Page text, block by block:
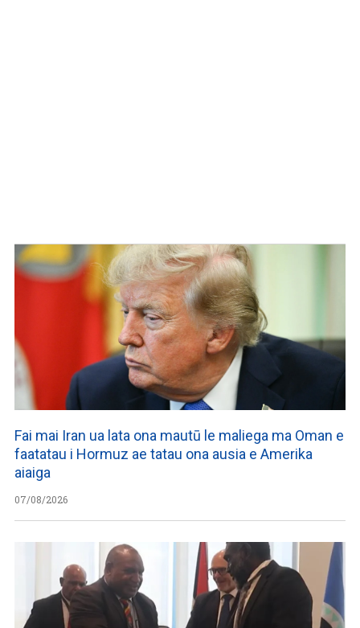
Fai mai Iran ua lata ona mautū le maliega ma Oman e
faatatau i Hormuz ae tatau ona ausia e Amerika
aiaiga
07/08/2026